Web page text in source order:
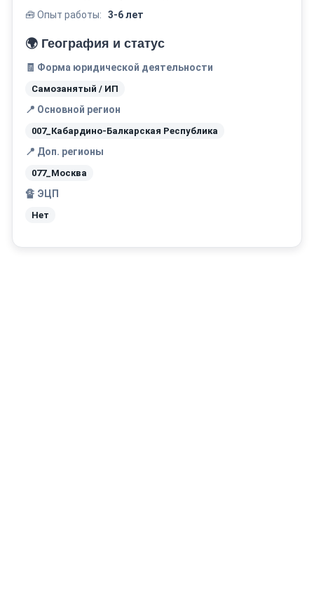
🧰 Опыт работы:
3-6 лет
🌍 География и статус
🧾 Форма юридической деятельности
Самозанятый / ИП
📍 Основной регион
007_Кабардино-Балкарская Республика
📍 Доп. регионы
077_Москва
🔏 ЭЦП
Нет